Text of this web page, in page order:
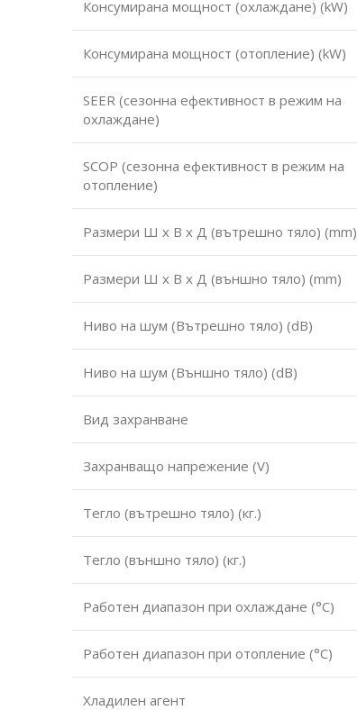
Консумирана мощност (охлаждане) (kW)
Консумирана мощност (отопление) (kW)
SEER (сезонна ефективност в режим на
охлаждане)
SCOP (сезонна ефективност в режим на
отопление)
Размери Ш х В х Д (вътрешно тяло) (mm)
Размери Ш х В х Д (външно тяло) (mm)
Ниво на шум (Вътрешно тяло) (dB)
Ниво на шум (Външно тяло) (dB)
Вид захранване
Захранващо напрежение (V)
Тегло (вътрешно тяло) (кг.)
Тегло (външно тяло) (кг.)
Работен диапазон при охлаждане (°С)
Работен диапазон при отопление (°С)
Хладилен агент